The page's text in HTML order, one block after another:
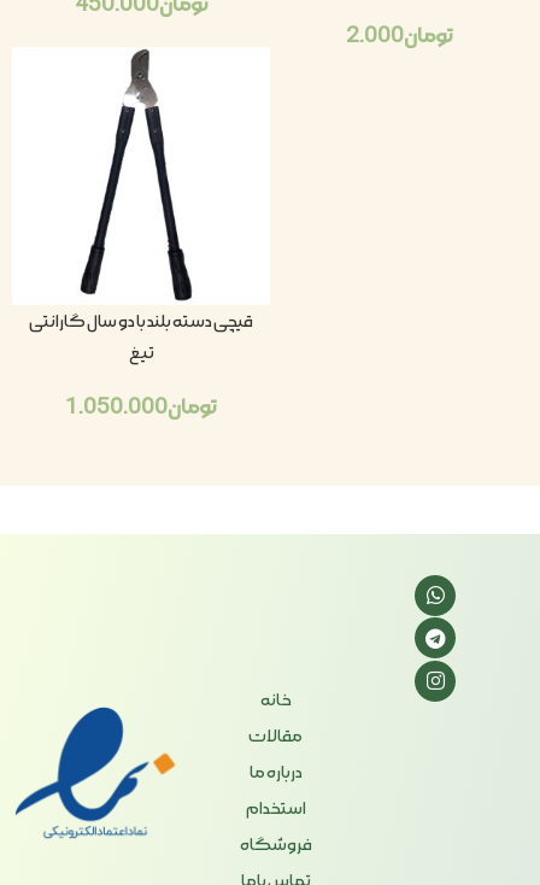
تومان2.000
قیچی دسته بلند با دو سال گارانتی
تیغ
تومان1.050.000
خانه
مقالات
درباره ما
استخدام
فروشگاه